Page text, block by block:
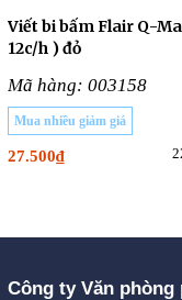
Viết bi bấm Flair Q-
12c/h ) đỏ
Mã hàng: 003158
Mua nhiều giảm giá
27.500₫
Công ty Văn phòng